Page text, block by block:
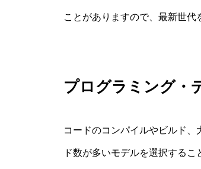
ことがありますので、最新世代
プログラミング・
コードのコンパイルやビルド
ド数が多いモデルを選択する